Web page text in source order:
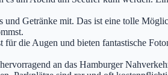
und Getränke mit. Das ist eine tolle
die Augen und bieten fantastische
an das Hamburger